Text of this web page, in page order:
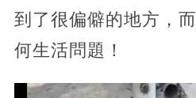
到了很偏僻的地方，
何生活問題！